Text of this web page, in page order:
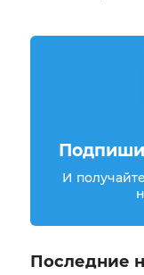
И
Последние